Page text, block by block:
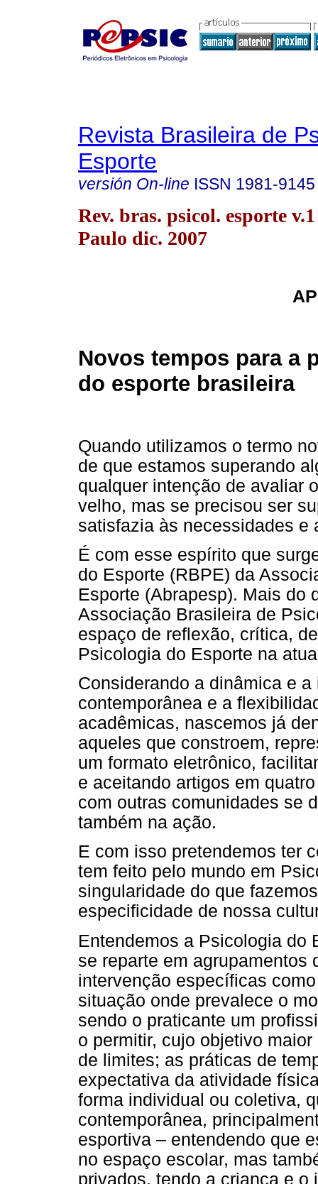
Revista Brasileira de
Esporte
versión On-line ISSN 1981-9145
Rev. bras. psicol. esporte
Paulo dic. 2007
Novos tempos para a
do esporte brasileira
Quando utilizamos o termo
de que estamos superando
qualquer intenção de avaliar
velho, mas se precisou ser
satisfazia às necessidades e
É com esse espírito que
do Esporte (RBPE) da
Esporte (Abrapesp). Mais do
Associação Brasileira de
espaço de reflexão, crítica,
Psicologia do Esporte na
Considerando a dinâmica e
contemporânea e a
acadêmicas, nascemos já
aqueles que constroem,
um formato eletrônico,
e aceitando artigos em
com outras comunidades se
também na ação.
E com isso pretendemos ter
tem feito pelo mundo em
singularidade do que
especificidade de nossa
Entendemos a Psicologia do
se reparte em agrupamentos
intervenção específicas
situação onde prevalece o
sendo o praticante um
o permitir, cujo objetivo
de limites; as práticas de
expectativa da atividade
forma individual ou coletiva,
contemporânea,
esportiva – entendendo que
no espaço escolar, mas
privados, tendo a criança e